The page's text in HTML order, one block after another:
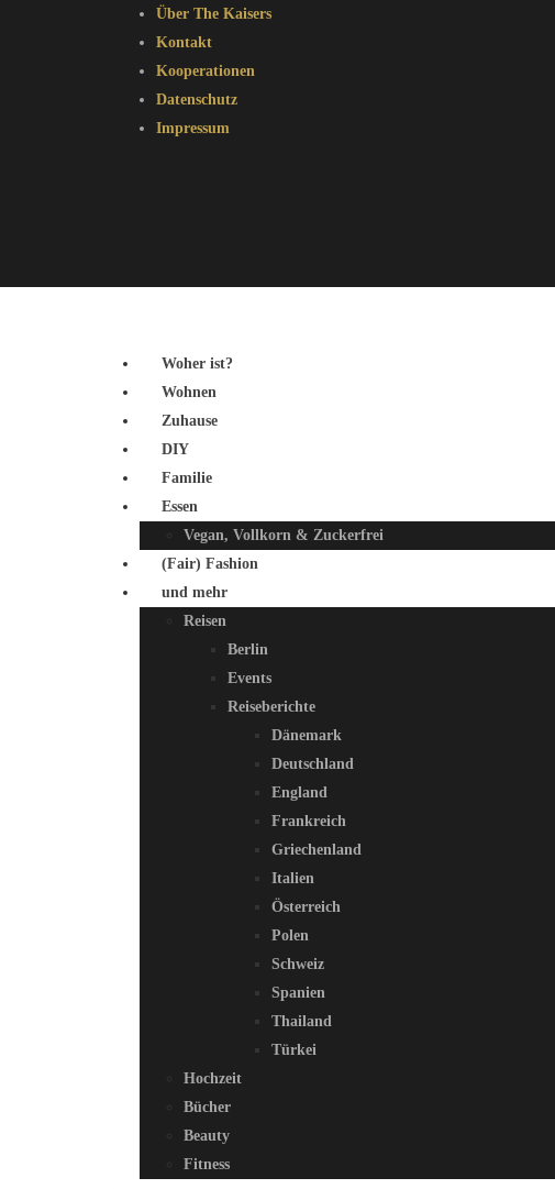
Über The Kaisers
Kontakt
Kooperationen
Datenschutz
Impressum
Woher ist?
Wohnen
Zuhause
DIY
Familie
Essen
Vegan, Vollkorn & Zuckerfrei
(Fair) Fashion
und mehr
Reisen
Berlin
Events
Reiseberichte
Dänemark
Deutschland
England
Frankreich
Griechenland
Italien
Österreich
Polen
Schweiz
Spanien
Thailand
Türkei
Hochzeit
Bücher
Beauty
Fitness